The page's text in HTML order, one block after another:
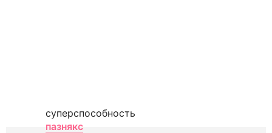
суперспособность
пазнякс